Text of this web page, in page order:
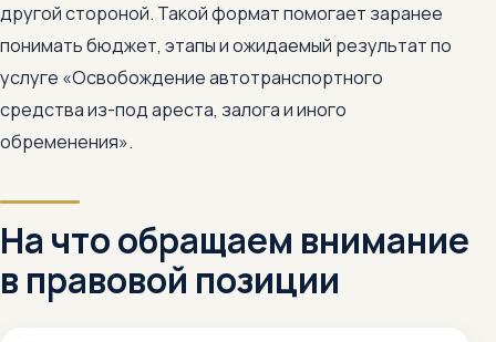
другой стороной. Такой формат помогает заранее
понимать бюджет, этапы и ожидаемый результат по
услуге «Освобождение автотранспортного
средства из-под ареста, залога и иного
обременения».
На что обращаем внимание
в правовой позиции